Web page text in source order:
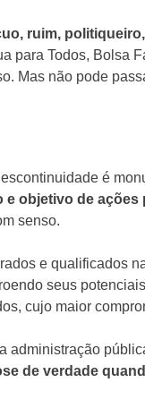
ruim,
para Todos, Bolsa
Mas não pode
é
e objetivo de
senso.
e qualificados
seus
cujo maior
administração
de verdade